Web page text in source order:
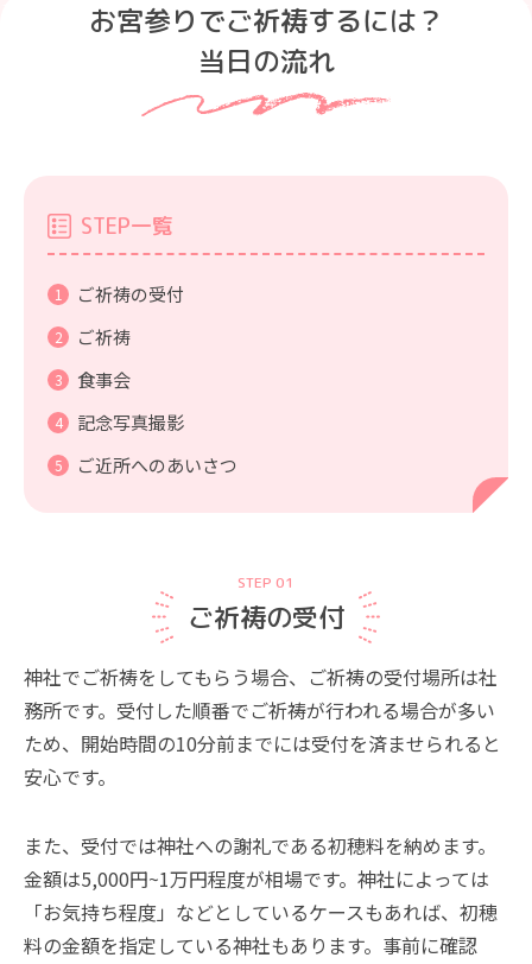
お宮参りでご祈祷するには？
当日の流れ
STEP一覧
ご祈祷の受付
ご祈祷
食事会
記念写真撮影
ご近所へのあいさつ
STEP 01
ご祈祷の受付
神社でご祈祷をしてもらう場合、ご祈祷の受付場所は社
務所です。受付した順番でご祈祷が行われる場合が多い
ため、開始時間の10分前までには受付を済ませられると
安心です。
また、受付では神社への謝礼である初穂料を納めます。
金額は5,000円~1万円程度が相場です。神社によっては
「お気持ち程度」などとしているケースもあれば、初穂
料の金額を指定している神社もあります。事前に確認